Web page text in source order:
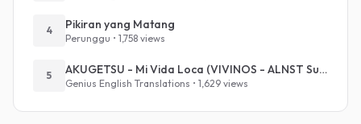
4 Pikiran yang Matang
Perunggu • 1,758 views
5 AKUGETSU - Mi Vida Loca (VIVINOS - ALNST Sub : Till Part.1)
Genius English Translations • 1,629 views